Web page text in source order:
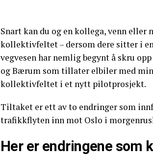
Snart kan du og en kollega, venn eller
kollektivfeltet – dersom dere sitter i
vegvesen har nemlig begynt å skru
og Bærum som tillater elbiler med
kollektivfeltet i et nytt pilotprosjekt.
Tiltaket er ett av to endringer som
trafikkflyten inn mot Oslo i
Her er endringene som